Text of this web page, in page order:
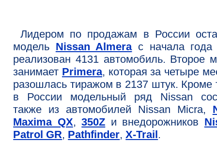
Лидером по продажам в России
модель Nissan Almeraс начала
реализован 4131 автомобиль. Второе
занимает Primera, которая за четыре
разошлась тиражом в 2137 штук. Кроме
в России модельный ряд Nissan
также из автомобилей Nissan Micra,
Maxima QX,350Z и внедорожников
Patrol GR, Pathfinder,X-Trail.